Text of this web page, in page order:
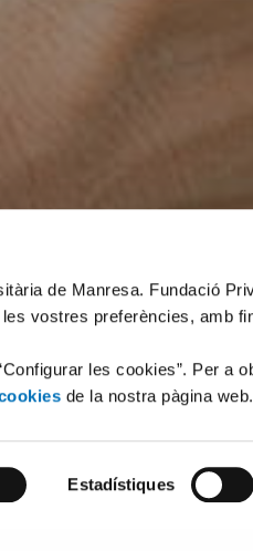
de Manresa. Fundació
vostres preferències, amb
les cookies”. Per a
de la nostra pàgina web.
Estadístiques